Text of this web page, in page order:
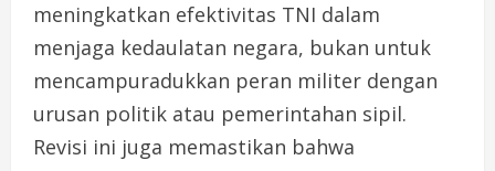
meningkatkan efektivitas TNI dalam
menjaga kedaulatan negara, bukan untuk
mencampuradukkan peran militer dengan
urusan politik atau pemerintahan sipil.
Revisi ini juga memastikan bahwa